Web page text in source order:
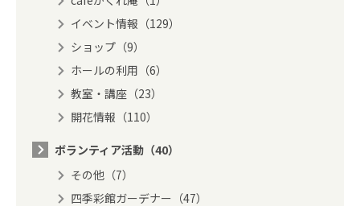
イベント情報（129）
ショップ（9）
ホールの利用（6）
教室・講座（23）
開花情報（110）
ボランティア活動（40）
その他（7）
四季彩館ガーデナー（47）